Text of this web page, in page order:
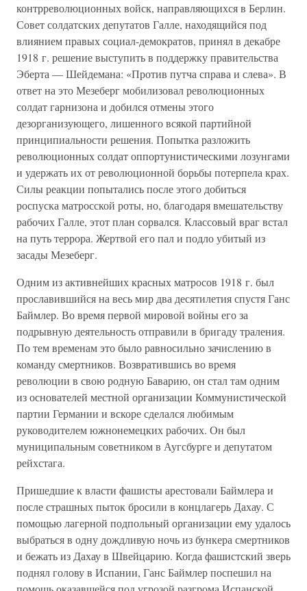
контрреволюционных войск, направляющихся в Берлин.
Совет солдатских депутатов Галле, находящийся под
влиянием правых социал-демократов, принял в декабре
1918 г. решение выступить в поддержку правительства
Эберта — Шейдемана: «Против путча справа и слева». В
ответ на это Мезеберг мобилизовал революционных
солдат гарнизона и добился отмены этого
дезорганизующего, лишенного всякой партийной
принципиальности решения. Попытка разложить
революционных солдат оппортунистическими лозунгами
и удержать их от революционной борьбы потерпела крах.
Силы реакции попытались после этого добиться
роспуска матросской роты, но, благодаря вмешательству
рабочих Галле, этот план сорвался. Классовый враг встал
на путь террора. Жертвой его пал и подло убитый из
засады Мезеберг.
Одним из активнейших красных матросов 1918 г. был
прославившийся на весь мир два десятилетия спустя Ганс
Баймлер. Во время первой мировой войны его за
подрывную деятельность отправили в бригаду траления.
По тем временам это было равносильно зачислению в
команду смертников. Возвратившись во время
революции в свою родную Баварию, он стал там одним
из основателей местной организации Коммунистической
партии Германии и вскоре сделался любимым
руководителем южнонемецких рабочих. Он был
муниципальным советником в Аугсбурге и депутатом
рейхстага.
Пришедшие к власти фашисты арестовали Баймлера и
после страшных пыток бросили в концлагерь Дахау. С
помощью лагерной подпольный организации ему удалось
выбраться в одну дождливую ночь из бункера смертников
и бежать из Дахау в Швейцарию. Когда фашистский зверь
поднял голову в Испании, Ганс Баймлер поспешил на